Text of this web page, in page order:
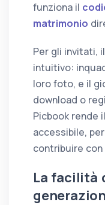
funziona il
matrimonio
Per gli invitati,
intuitivo:
loro foto, e il
download o
Picbook rende
accessibile,
contribuire
La facilità